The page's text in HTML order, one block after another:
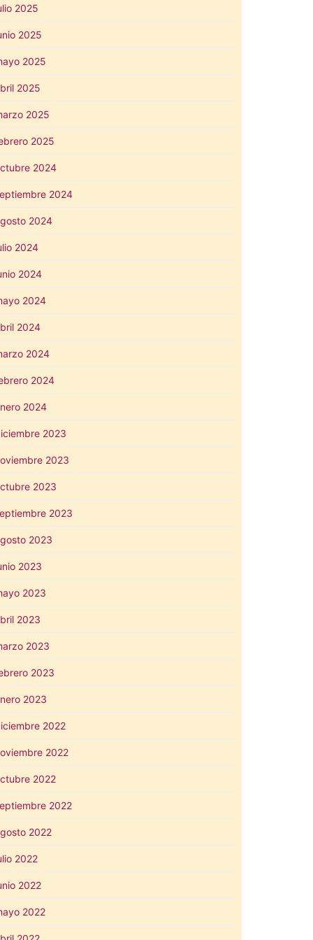
2025
2025
2025
2025
2025
2025
2024
2024
2024
2024
2024
2024
2024
2024
2024
2024
2023
2023
2023
2023
2023
2023
2023
2023
2023
2023
2023
2022
2022
2022
2022
2022
2022
2022
2022